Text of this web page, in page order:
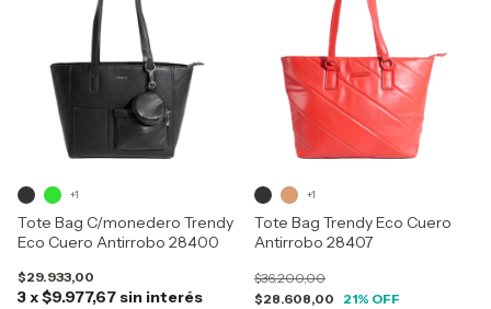
Tote Bag C/monedero Trendy
Eco Cuero Antirrobo 28400
$29.933,00
3x$9.977,67 sin interés
+1
Tote Bag Trendy Eco Cuero
Antirrobo 28407
$28.608,00
$36.200,00
21% OFF
+1